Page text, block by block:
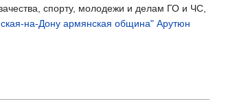
спорту, молодежи и делам ГО и ЧС,
на-Дону армянская община" Арутюн